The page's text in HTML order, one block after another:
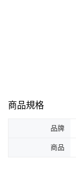
商品規格
品牌
商品